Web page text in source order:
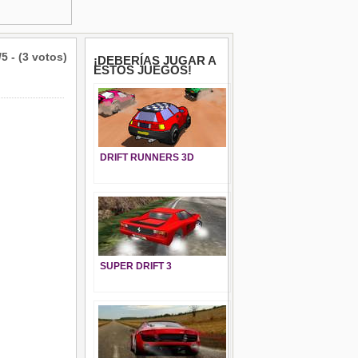
5 - (3 votos) ¡DEBERÍAS JUGAR A
ESTOS JUEGOS!
DRIFT RUNNERS 3D
SUPER DRIFT 3